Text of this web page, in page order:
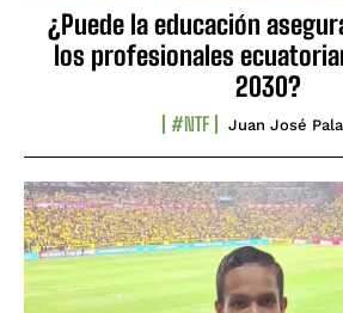
¿Puede la educación
los profesionales
2030?
#NTF Juan José